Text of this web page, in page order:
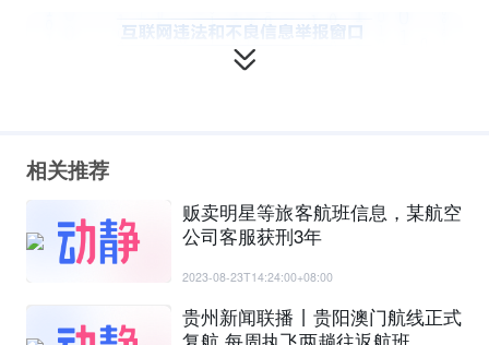
相关推荐
贩卖明星等旅客航班信息，某航空
公司客服获刑3年
2023-08-23T14:24:00+08:00
贵州新闻联播丨贵阳澳门航线正式